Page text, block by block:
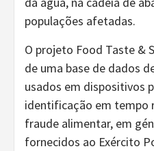
populações afetadas.
O projeto Food Taste &
de uma base de dados
usados em dispositivos
identificação em tempo
fraude alimentar, em
fornecidos ao Exército